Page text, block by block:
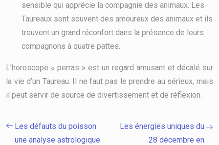
sensible qui apprécie la compagnie des animaux. Les
Taureaux sont souvent des amoureux des animaux et ils
trouvent un grand réconfort dans la présence de leurs
compagnons à quatre pattes.
L’horoscope « perras » est un regard amusant et décalé sur
la vie d’un Taureau. Il ne faut pas le prendre au sérieux, mais
il peut servir de source de divertissement et de réflexion.
Les défauts du poisson :
une analyse astrologique
Les énergies uniques du
28 décembre en